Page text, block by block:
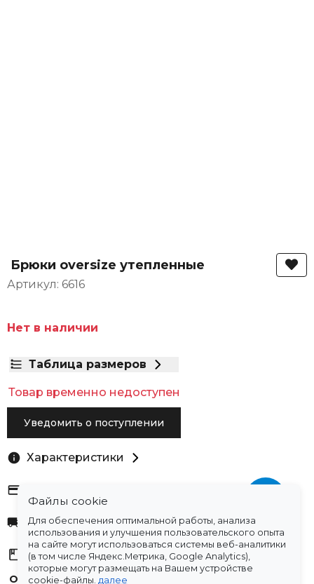
Брюки oversize утепленные
Артикул: 6616
Нет в наличии
Таблица размеров
Товар временно недоступен
Уведомить о поступлении
Характеристики
Доставка
Склады
Остались вопросы?
Файлы cookie
Для обеспечения оптимальной работы, анализа
использования и улучшения пользовательского опыта
на сайте могут использоваться системы веб-аналитики
(в том числе Яндекс.Метрика, Google Analytics),
которые могут размещать на Вашем устройстве
cookie-файлы. далее